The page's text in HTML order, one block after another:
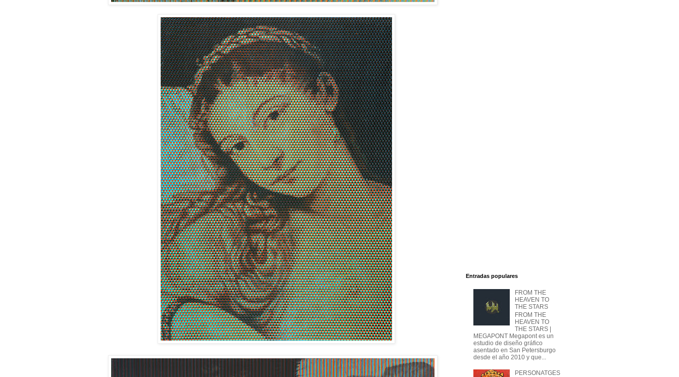
Entradas populares
FROM THE
HEAVEN TO
THE STARS
FROM THE
HEAVEN TO
THE STARS |
MEGAPONT Megapont es un
estudio de diseño gráfico
asentado en San Petersburgo
desde el año 2010 y que...
PERSONATGES